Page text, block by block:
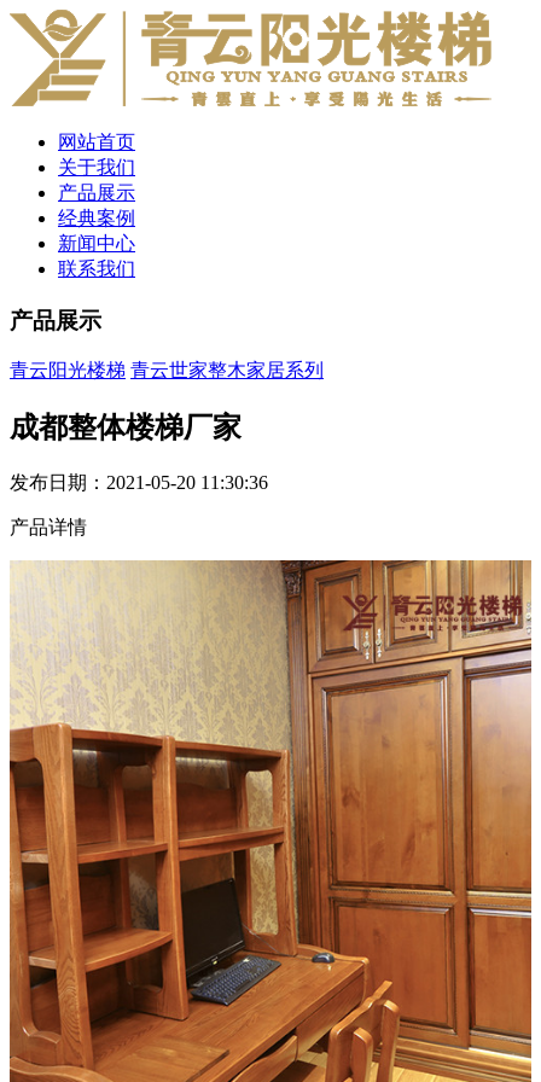
网站首页
关于我们
产品展示
经典案例
新闻中心
联系我们
产品展示
青云阳光楼梯 青云世家整木家居系列
成都整体楼梯厂家
发布日期：2021-05-20 11:30:36
产品详情